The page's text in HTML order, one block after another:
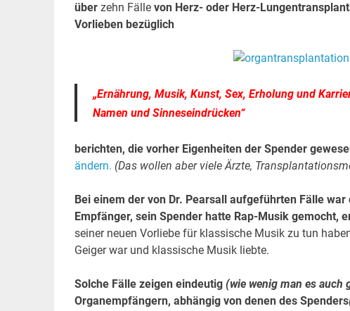
über zehn Fällevon Herz- oder Herz-
Vorlieben bezüglich
„Ernährung, Musik, Kunst, Sex, Erholung und
Namen und Sinneseindrücken“
berichten, die vorher Eigenheiten der Spender
ändern. (Das wollen aber viele Ärzte,
Bei einem der von Dr. Pearsall aufgeführten Fälle
Empfänger, sein Spender hatte Rap-Musik gemocht,
seiner neuen Vorliebe für klassische Musik zu tun
Geiger war und klassische Musik liebte.
Solche Fälle zeigen eindeutig(wie wenig man es auch
Organempfängern, abhängig von denen des Spenders